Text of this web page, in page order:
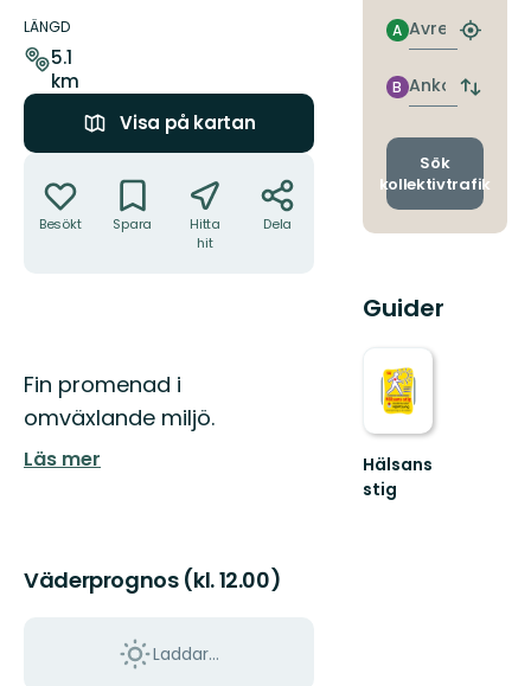
om
leden
LÄNGD
5.1
km
Visa på kartan
Besökt Spara
Hitta
hit
Dela
Beskrivning
Fin promenad i
omväxlande miljö.
Läs mer
Väderprognos (kl. 12.00)
Laddar...
Avresa
A
Hitta
Ankomst
B
Byt
och
Sök
kollektivtrafik
Guider
Hälsans
stig